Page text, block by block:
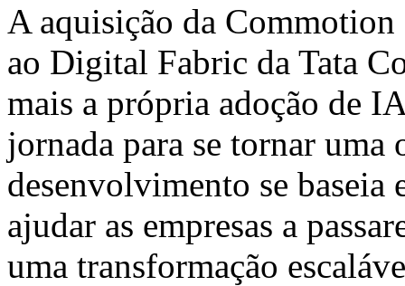
A aquisição da Commotion
ao Digital Fabric da Tata
mais a própria adoção de
jornada para se tornar uma
desenvolvimento se baseia
ajudar as empresas a
uma transformação